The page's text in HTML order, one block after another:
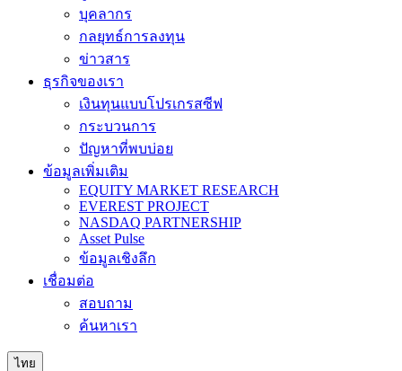
บุคลากร
กลยุทธ์การลงทุน
ข่าวสาร
ธุรกิจของเรา
เงินทุนแบบโปรเกรสซีฟ
กระบวนการ
ปัญหาที่พบบ่อย
ข้อมูลเพิ่มเติม
EQUITY MARKET RESEARCH
EVEREST PROJECT
NASDAQ PARTNERSHIP
Asset Pulse
ข้อมูลเชิงลึก
เชื่อมต่อ
สอบถาม
ค้นหาเรา
ไทย